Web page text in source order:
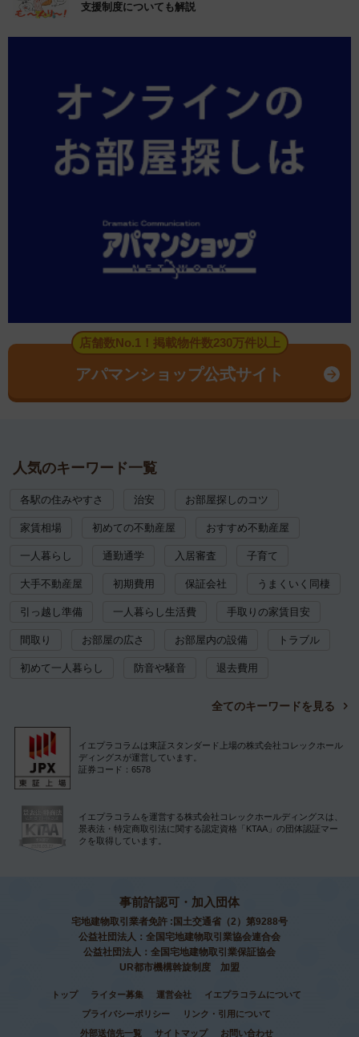
支援制度についても解説
店舗数No.1！掲載物件数230万件以上
アパマンショップ公式サイト
人気のキーワード一覧
各駅の住みやすさ 治安 お部屋探しのコツ
家賃相場 初めての不動産屋 おすすめ不動産屋
一人暮らし 通勤通学 入居審査 子育て
大手不動産屋 初期費用 保証会社 うまくいく同棲
引っ越し準備 一人暮らし生活費 手取りの家賃目安
間取り お部屋の広さ お部屋内の設備 トラブル
初めて一人暮らし 防音や騒音 退去費用
全てのキーワードを見る
イエプラコラムは東証スタンダード上場の株式会社コレックホール
ディングスが運営しています。
証券コード：6578
イエプラコラムを運営する株式会社コレックホールディングスは、
景表法・特定商取引法に関する認定資格「KTAA」の団体認証マー
クを取得しています。
事前許認可・加入団体
宅地建物取引業者免許 :国土交通省（2）第9288号
公益社団法人：全国宅地建物取引業協会連合会
公益社団法人：全国宅地建物取引業保証協会
UR都市機構斡旋制度 加盟
トップ ライター募集 運営会社
イエプラコラムについて
プライバシーポリシー
リンク・引用について
外部送信先一覧
サイトマップ お問い合わせ